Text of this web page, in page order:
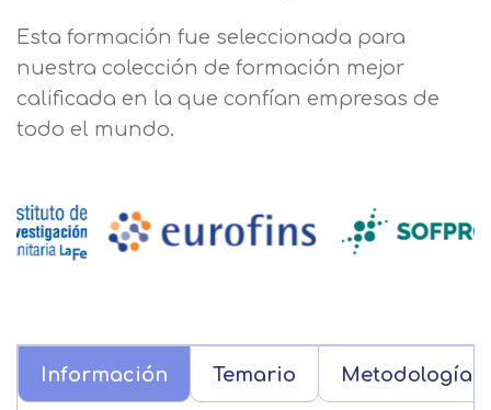
Esta formación fue seleccionada para
nuestra colección de formación mejor
calificada en la que confían empresas de
todo el mundo.
Información Temario Metodología